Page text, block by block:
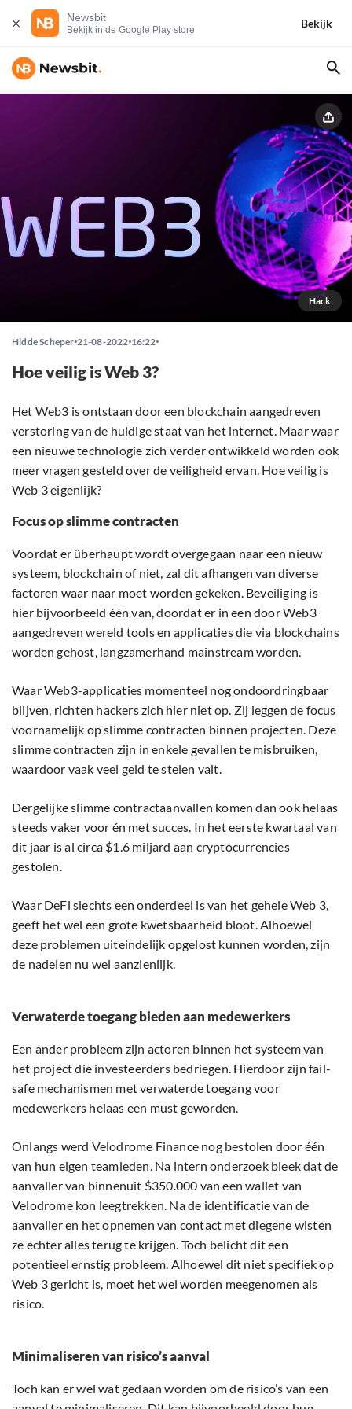
Newsbit
Bekijk in de Google Play store
Bekijk
Hack
Hidde Scheper 21-08-2022 16:22
Hoe veilig is Web 3?
Het Web3 is ontstaan door een blockchain aangedreven
verstoring van de huidige staat van het internet. Maar waar
een nieuwe technologie zich verder ontwikkeld worden ook
meer vragen gesteld over de veiligheid ervan. Hoe veilig is
Web 3 eigenlijk?
Focus op slimme contracten
Voordat er überhaupt wordt overgegaan naar een nieuw
systeem, blockchain of niet, zal dit afhangen van diverse
factoren waar naar moet worden gekeken. Beveiliging is
hier bijvoorbeeld één van, doordat er in een door Web3
aangedreven wereld tools en applicaties die via blockchains
worden gehost, langzamerhand mainstream worden.
Waar Web3-applicaties momenteel nog ondoordringbaar
blijven, richten hackers zich hier niet op. Zij leggen de focus
voornamelijk op slimme contracten binnen projecten. Deze
slimme contracten zijn in enkele gevallen te misbruiken,
waardoor vaak veel geld te stelen valt.
Dergelijke slimme contractaanvallen komen dan ook helaas
steeds vaker voor én met succes. In het eerste kwartaal van
dit jaar is al circa $1.6 miljard aan cryptocurrencies
gestolen.
Waar DeFi slechts een onderdeel is van het gehele Web 3,
geeft het wel een grote kwetsbaarheid bloot. Alhoewel
deze problemen uiteindelijk opgelost kunnen worden, zijn
de nadelen nu wel aanzienlijk.
Verwaterde toegang bieden aan medewerkers
Een ander probleem zijn actoren binnen het systeem van
het project die investeerders bedriegen. Hierdoor zijn fail-
safe mechanismen met verwaterde toegang voor
medewerkers helaas een must geworden.
Onlangs werd Velodrome Finance nog bestolen door één
van hun eigen teamleden. Na intern onderzoek bleek dat de
aanvaller van binnenuit $350.000 van een wallet van
Velodrome kon leegtrekken. Na de identificatie van de
aanvaller en het opnemen van contact met diegene wisten
ze echter alles terug te krijgen. Toch belicht dit een
potentieel ernstig probleem. Alhoewel dit niet specifiek op
Web 3 gericht is, moet het wel worden meegenomen als
risico.
Minimaliseren van risico’s aanval
Toch kan er wel wat gedaan worden om de risico’s van een